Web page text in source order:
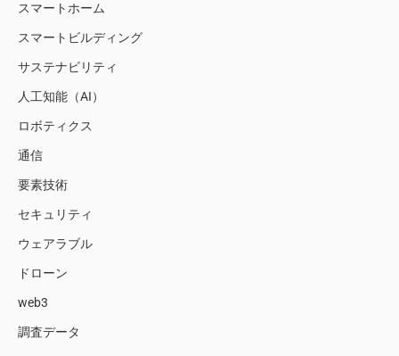
スマートホーム
スマートビルディング
サステナビリティ
人工知能（AI）
ロボティクス
通信
要素技術
セキュリティ
ウェアラブル
ドローン
web3
調査データ